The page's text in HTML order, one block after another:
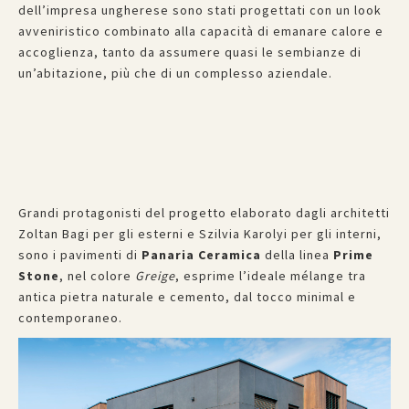
dell’impresa ungherese sono stati progettati con un look
avveniristico combinato alla capacità di emanare calore e
accoglienza, tanto da assumere quasi le sembianze di
un’abitazione, più che di un complesso aziendale.
Grandi protagonisti del progetto elaborato dagli architetti
Zoltan Bagi per gli esterni e Szilvia Karolyi per gli interni,
sono i pavimenti di Panaria Ceramica della linea Prime
Stone, nel colore Greige, esprime l’ideale mélange tra
antica pietra naturale e cemento, dal tocco minimal e
contemporaneo.